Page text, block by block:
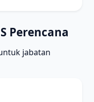
Perencana
jabatan